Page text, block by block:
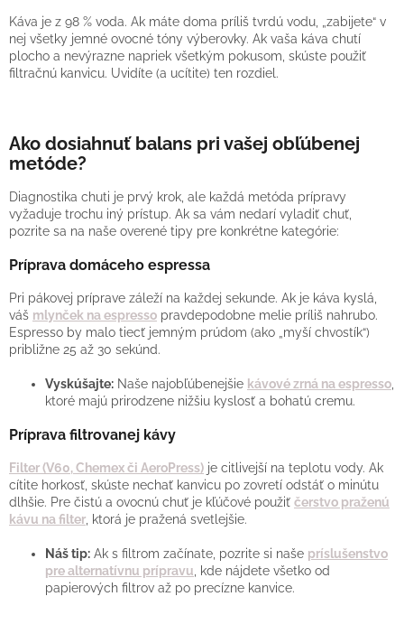
Káva je z 98 % voda. Ak máte doma príliš tvrdú vodu, „zabijete“ v
nej všetky jemné ovocné tóny výberovky. Ak vaša káva chutí
plocho a nevýrazne napriek všetkým pokusom, skúste použiť
filtračnú kanvicu. Uvidíte (a ucítite) ten rozdiel.
Ako dosiahnuť balans pri vašej obľúbenej
metóde?
Diagnostika chuti je prvý krok, ale každá metóda prípravy
vyžaduje trochu iný prístup. Ak sa vám nedarí vyladiť chuť,
pozrite sa na naše overené tipy pre konkrétne kategórie:
Príprava domáceho espressa
Pri pákovej príprave záleží na každej sekunde. Ak je káva kyslá,
váš mlynček na espresso pravdepodobne melie príliš nahrubo.
Espresso by malo tiecť jemným prúdom (ako „myší chvostík“)
približne 25 až 30 sekúnd.
Vyskúšajte: Naše najobľúbenejšie kávové zrná na espresso
ktoré majú prirodzene nižšiu kyslosť a bohatú cremu.
Príprava filtrovanej kávy
Filter (V60, Chemex či AeroPress) je citlivejší na teplotu vody. Ak
cítite horkosť, skúste nechať kanvicu po zovretí odstáť o minútu
dlhšie. Pre čistú a ovocnú chuť je kľúčové použiť čerstvo praženú
kávu na filter , ktorá je pražená svetlejšie.
Náš tip: Ak s filtrom začínate, pozrite si naše príslušenstvo
pre alternatívnu prípravu , kde nájdete všetko od
papierových filtrov až po precízne kanvice.